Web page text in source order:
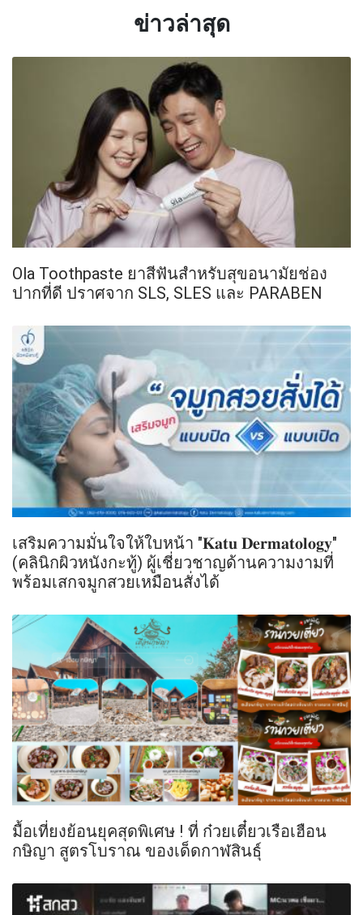
ข่าวล่าสุด
Ola Toothpaste ยาสีฟันสำหรับสุขอนามัยช่อง
ปากที่ดี ปราศจาก SLS, SLES และ PARABEN
เสริมความมั่นใจให้ใบหน้า "𝐊𝐚𝐭𝐮 𝐃𝐞𝐫𝐦𝐚𝐭𝐨𝐥𝐨𝐠𝐲"
(คลินิกผิวหนังกะทู้) ผู้เชี่ยวชาญด้านความงามที่
พร้อมเสกจมูกสวยเหมือนสั่งได้
มื้อเที่ยงย้อนยุคสุดพิเศษ ! ที่ ก๋วยเตี๋ยวเรือเฮือน
กษิญา สูตรโบราณ ของเด็ดกาฬสินธุ์